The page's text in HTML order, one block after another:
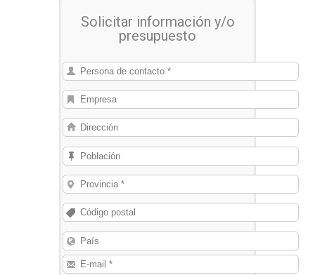
le pondremos en contacto con las
empresas que se los pueden
Solicitar información y/o
presupuesto